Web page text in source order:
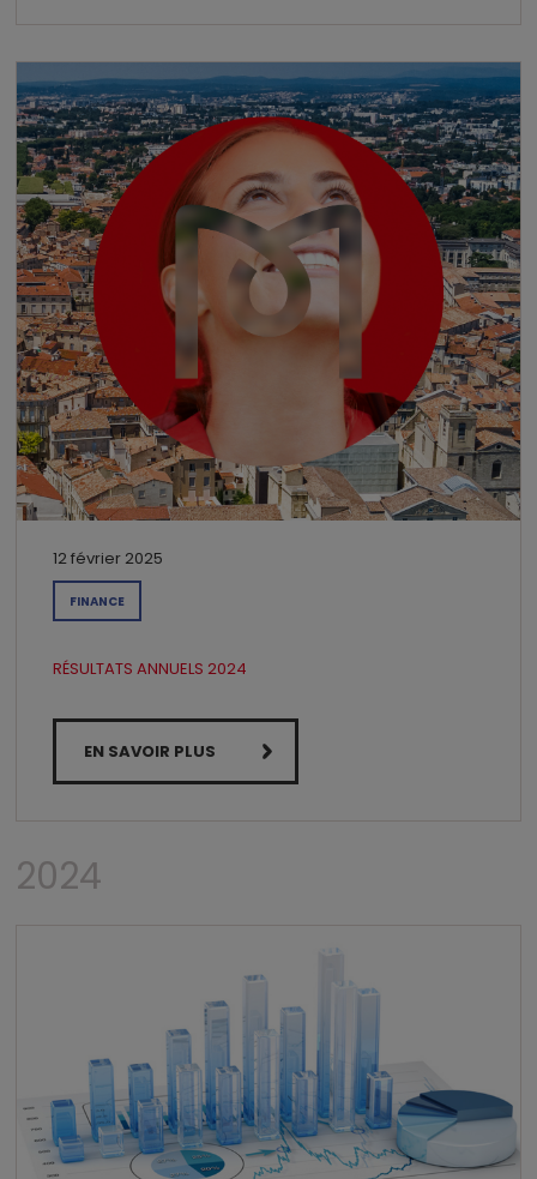
12 février 2025
FINANCE
RÉSULTATS ANNUELS 2024
EN SAVOIR PLUS
2024